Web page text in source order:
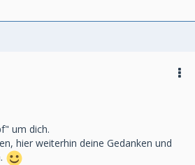
um dich.
hier weiterhin deine Gedanken und